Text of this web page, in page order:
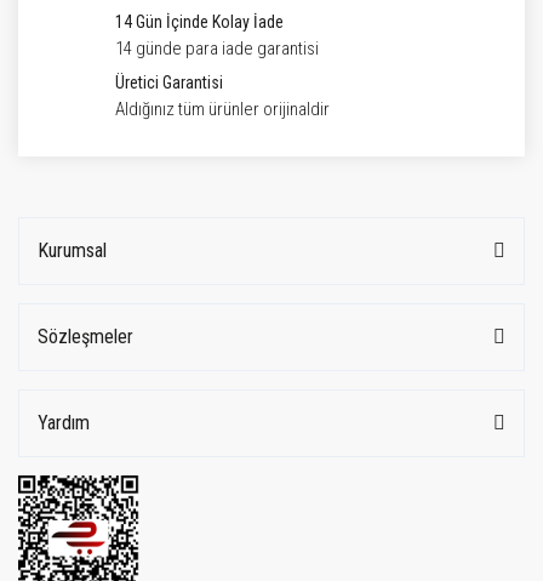
14 Gün İçinde Kolay İade
14 günde para iade garantisi
Üretici Garantisi
Aldığınız tüm ürünler orijinaldir
Kurumsal
Sözleşmeler
Yardım